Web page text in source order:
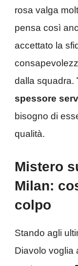
rosa valga
pensa così
accettato la
dalla squadra.
spessore
bisogno di
qualità.
Mistero
Milan:
colpo
Stando agli
Diavolo voglia